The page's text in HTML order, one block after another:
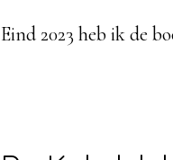
Eind 2023 heb ik de